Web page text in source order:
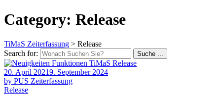
Category: Release
TiMaS Zeiterfassung > Release
Search for:
Suche ...
20. April 20219. September 2024
by PUS Zeiterfassung
Release